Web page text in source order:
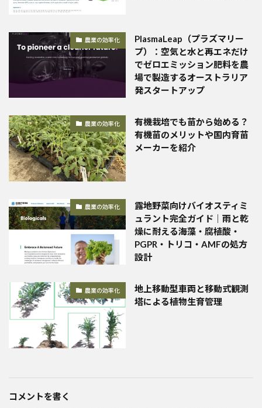
農業の効率化
PlasmaLeap（プラズマリー
プ）：空気と水と再エネだけ
でゼロエミッション肥料を農
場で製造するオーストラリア
発スタートアップ
農業の効率化
有機栽培でも苗から始める？
有機苗のメリットや国内育苗
メーカーを紹介
農業の効率化
露地野菜向けバイオスティミ
ュラント完全ガイド｜雨と乾
燥に耐える海藻・腐植酸・
PGPR・トリコ・AMFの処方
設計
農業の効率化
地上移動型車両と移動式観測
塔による植物生育管理
コメントを書く